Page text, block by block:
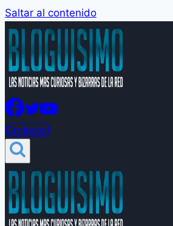
Saltar al contenido
Groleros!